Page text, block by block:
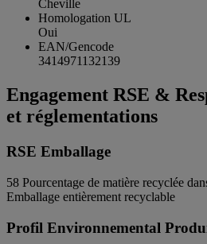
Cheville
Homologation UL
Oui
EAN/Gencode
3414971132139
Engagement RSE &
et réglementations
RSE Emballage
58 Pourcentage de matière recyclée
Emballage entièrement recyclable
Profil Environnemental